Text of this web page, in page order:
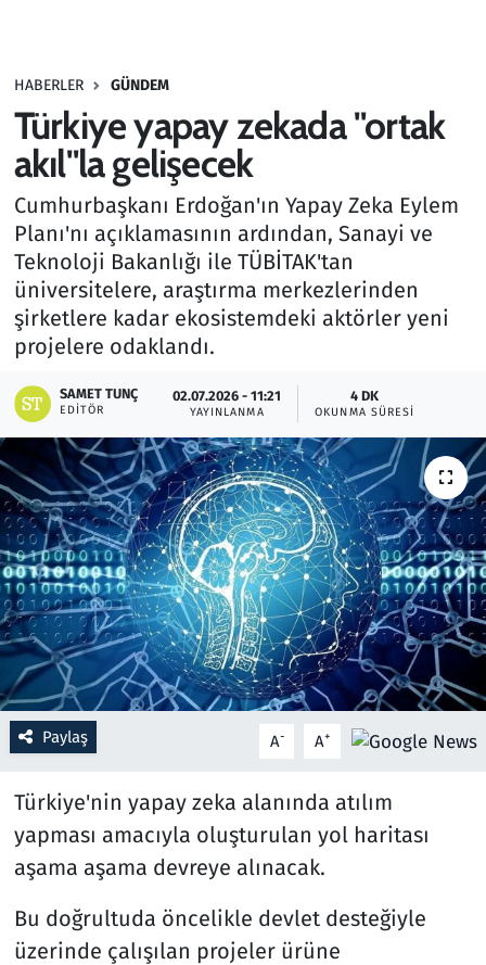
HABERLER GÜNDEM
Türkiye yapay zekada "ortak
akıl"la gelişecek
Cumhurbaşkanı Erdoğan'ın Yapay Zeka Eylem
Planı'nı açıklamasının ardından, Sanayi ve
Teknoloji Bakanlığı ile TÜBİTAK'tan
üniversitelere, araştırma merkezlerinden
şirketlere kadar ekosistemdeki aktörler yeni
projelere odaklandı.
SAMET TUNÇ
EDITÖR
02.07.2026 - 11:21
YAYINLANMA
4 DK
OKUNMA SÜRESI
Paylaş A- A+
Türkiye'nin yapay zeka alanında atılım
yapması amacıyla oluşturulan yol haritası
aşama aşama devreye alınacak.
Bu doğrultuda öncelikle devlet desteğiyle
üzerinde çalışılan projeler ürüne
Haber
Kültür Sanat
Kurumsal Haberler
Lezzet Durağı
Memur ve Kamu
Ramazan
Resmi İlanlar
Rüya Tabirleri
Sağlık
Savunma Sanayi
Seçim 2023
Spor
Teknoloji ve Bilim
Televizyon